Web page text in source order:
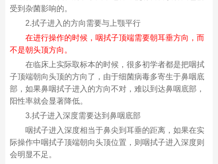
受到杂菌影响的。
2.拭子进入的方向需要与上颚平行
在进行操作的时候，咽拭子顶端需要朝耳垂方向，而
不是朝头顶方向。
在临床上实际取标本的时候，很多初学者都是把咽拭
子顶端朝向头顶的方向了，由于细菌病毒多寄生于鼻咽底
部，如果鼻咽拭子进入的方向不对，难以到达鼻咽底部，
阳性率就会显著降低。
3.拭子进入深度需要达到鼻咽底部
咽拭子进入深度相当于鼻尖到耳垂的距离，如果在实
际操作中咽拭子顶端朝向头顶位置，则咽拭子进入深度则
会明显不足。